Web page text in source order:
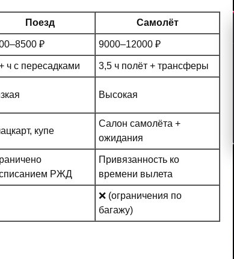
Поезд Самолёт
₽ 9000–12000 ₽
ч с пересадками 3,5 ч полёт + трансферы
Высокая
купе
Салон самолёта +
ожидания
РЖД
Привязанность ко
времени вылета
❌ (ограничения по
багажу)